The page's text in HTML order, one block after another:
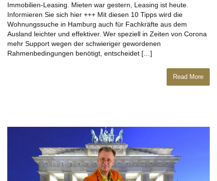
Immobilien-Leasing. Mieten war gestern, Leasing ist heute.
Informieren Sie sich hier +++ Mit diesen 10 Tipps wird die
Wohnungssuche in Hamburg auch für Fachkräfte aus dem
Ausland leichter und effektiver. Wer speziell in Zeiten von Corona
mehr Support wegen der schwieriger gewordenen
Rahmenbedingungen benötigt, entscheidet […]
Read More